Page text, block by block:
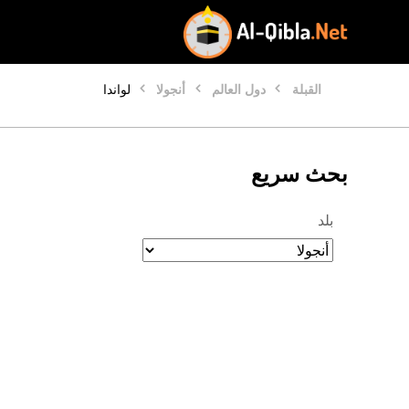
القبلة دول العالم أنجولا لواندا
بحث سريع
بلد